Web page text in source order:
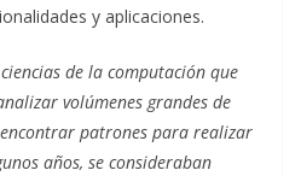
y aplicaciones.
de la computación que
volúmenes grandes de
patrones para realizar
años, se consideraban